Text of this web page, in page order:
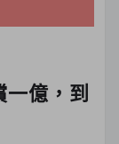
億，到